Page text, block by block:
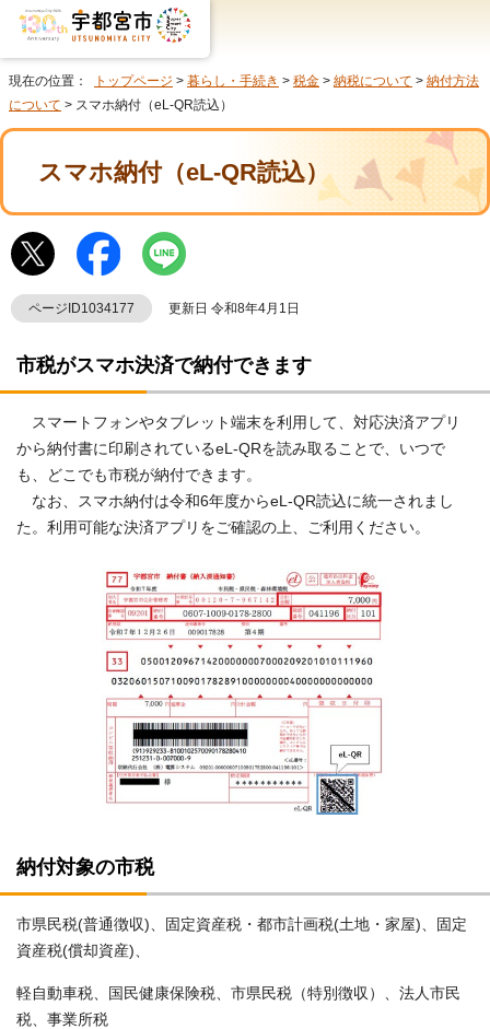
現在の位置： トップページ > 暮らし・手続き > 税金 > 納税について > 納付方法
について > スマホ納付（eL-QR読込）
スマホ納付（eL-QR読込）
ページID1034177 更新日 令和8年4月1日
市税がスマホ決済で納付できます
スマートフォンやタブレット端末を利用して、対応決済アプリ
から納付書に印刷されているeL-QRを読み取ることで、いつで
も、どこでも市税が納付できます。
なお、スマホ納付は令和6年度からeL-QR読込に統一されまし
た。利用可能な決済アプリをご確認の上、ご利用ください。
納付対象の市税
市県民税(普通徴収)、固定資産税・都市計画税(土地・家屋)、固定
資産税(償却資産)、
軽自動車税、国民健康保険税、市県民税（特別徴収）、法人市民
税、事業所税